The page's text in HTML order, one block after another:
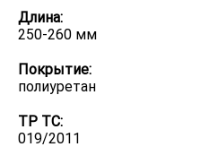
Длина:
250-260 мм
Покрытие:
полиуретан
ТР ТС:
019/2011